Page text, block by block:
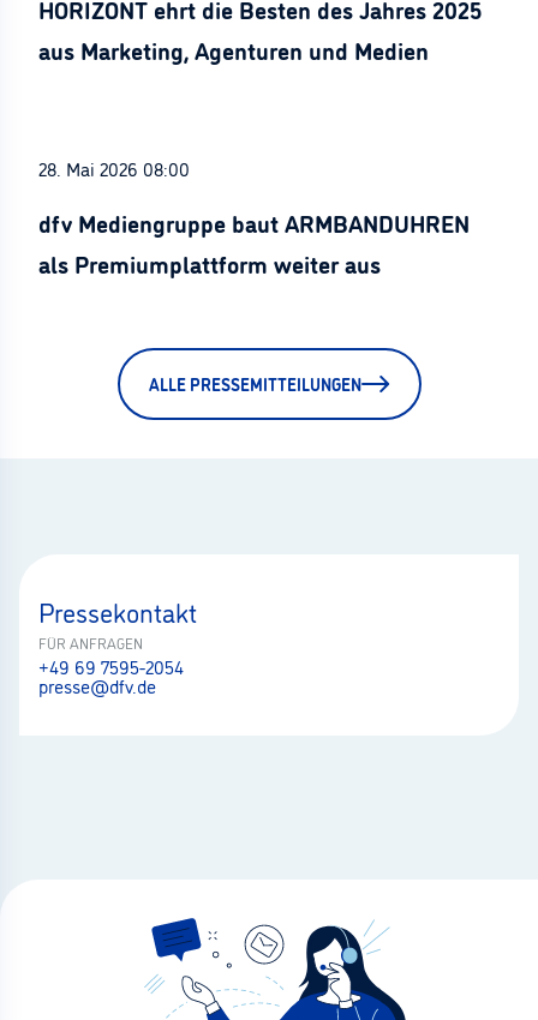
HORIZONT ehrt die Besten des Jahres 2025
aus Marketing, Agenturen und Medien
28. Mai 2026 08:00
dfv Mediengruppe baut ARMBANDUHREN
als Premiumplattform weiter aus
ALLE PRESSEMITTEILUNGEN
Pressekontakt
FÜR ANFRAGEN
+49 69 7595-2054
presse@dfv.de